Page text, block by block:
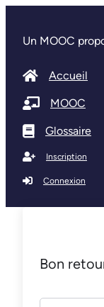
Un MOOC
Accueil
MOOC
Glossaire
Inscription
Connexion
Bon